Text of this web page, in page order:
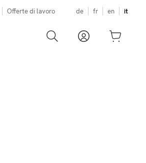
Offerte di lavoro de fr en it